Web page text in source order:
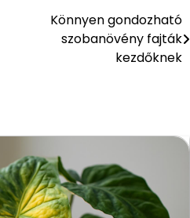
Könnyen gondozható
szobanövény fajták
kezdőknek